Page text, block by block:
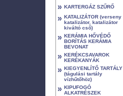
» KARTERGÁZ SZŰRŐ
» KATALIZÁTOR (verseny
katalizátor, katalizátor
kiváltó cső)
» KERÁMIA HŐVÉDŐ
BORÍTÁS KERÁMIA
BEVONAT
» KERÉKCSAVAROK
KERÉKANYÁK
» KIEGYENLÍTŐ TARTÁLY
(tágulási tartály
vízhűtőhöz)
» KIPUFOGÓ
ALKATRÉSZEK